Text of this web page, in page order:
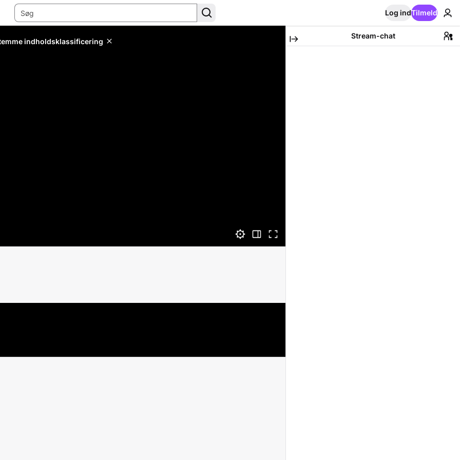
Log indTilmeld
indholdsklassificering
Stream-chat